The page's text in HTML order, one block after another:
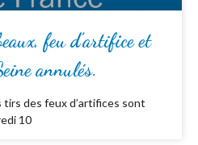
feu d’artifice et
annulés.
des feux d’artifices sont
10